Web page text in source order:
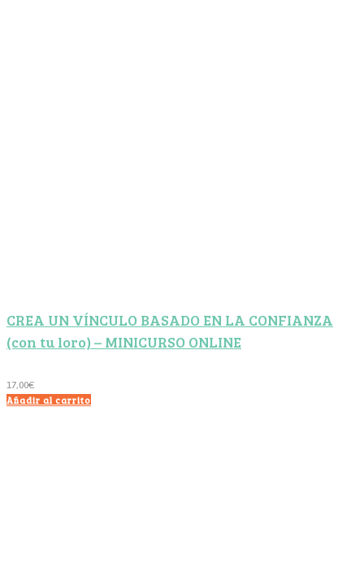
CREA UN VÍNCULO BASADO EN LA CONFIANZA
(con tu loro) – MINICURSO ONLINE
17,00€
Añadir al carrito